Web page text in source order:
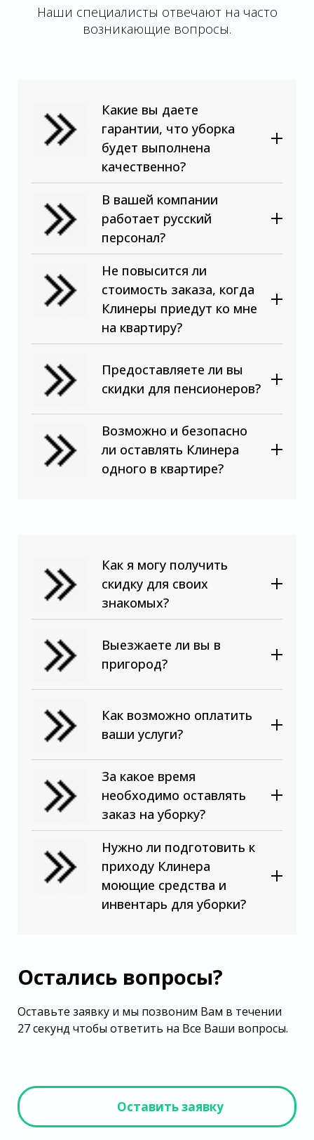
Наши специалисты отвечают на часто
возникающие вопросы.
Какие вы даете
гарантии, что уборка
будет выполнена
качественно?
В вашей компании
работает русский
персонал?
Не повысится ли
стоимость заказа, когда
Клинеры приедут ко мне
на квартиру?
Предоставляете ли вы
скидки для пенсионеров?
Возможно и безопасно
ли оставлять Клинера
одного в квартире?
Как я могу получить
скидку для своих
знакомых?
Выезжаете ли вы в
пригород?
Как возможно оплатить
ваши услуги?
За какое время
необходимо оставлять
заказ на уборку?
Нужно ли подготовить к
приходу Клинера
моющие средства и
инвентарь для уборки?
Остались вопросы?
Оставьте заявку и мы позвоним Вам в течении
27 секунд чтобы ответить на Все Ваши вопросы.
Оставить заявку